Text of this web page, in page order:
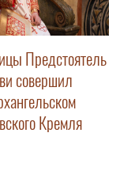
Предстоятель
совершил
Кремля